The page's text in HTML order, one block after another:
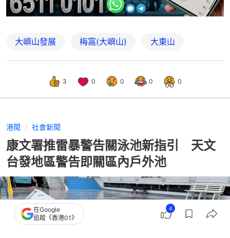
大嶼山發展 梅窩(大嶼山) 大東山
3 0 0 0 0
港聞 社會新聞
康文署推雷暴警告關泳池新指引 天文
台發地區警告即關區內戶外池
在Google
追蹤《香港01》
4